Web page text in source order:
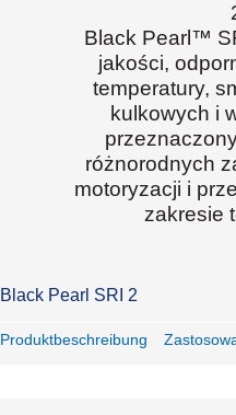
Black Pearl™
jakości,
temperatury,
kulkowych i
różnorodnych
motoryzacji i
zakresie
Black Pearl SRI 2
Produktbeschreibung